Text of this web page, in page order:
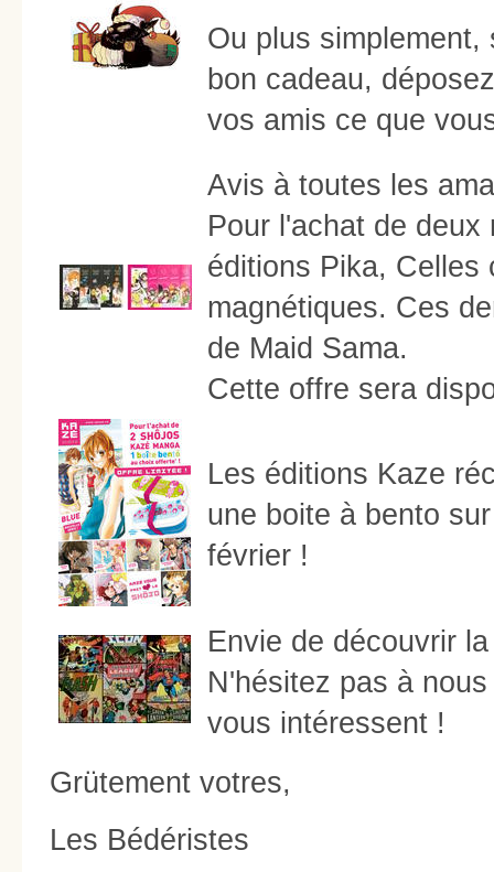
Ou plus
bon cadeau,
vos amis ce que
Avis à toutes les
Pour l'achat de
éditions Pika, Celles
magnétiques. Ces
de Maid Sama.
Cette offre sera
Les éditions Kaze
une boite à bento
février !
Envie de découvrir
N'hésitez pas à
vous intéressent !
Grütement votres,
Les Bédéristes